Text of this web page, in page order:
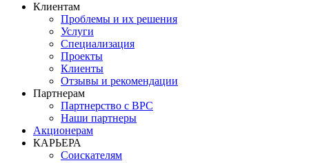
Клиентам
Проблемы и их решения
Услуги
Специализация
Проекты
Клиенты
Отзывы и рекомендации
Партнерам
Партнерство с BPC
Наши партнеры
Акционерам
КАРЬЕРА
Соискателям